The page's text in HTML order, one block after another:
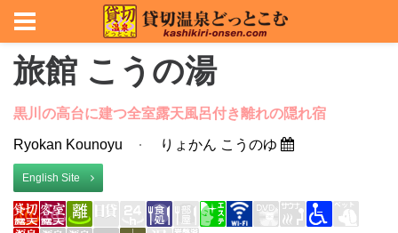
旅館 こうの湯
黒川の高台に建つ全室露天風呂付き離れの隠れ宿
Ryokan Kounoyu りょかん こうのゆ
English Site